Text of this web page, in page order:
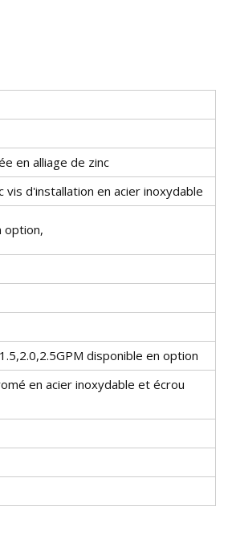
en alliage de zinc
vis d'installation en acier inoxydable
option,
disponible en option
en acier inoxydable et écrou